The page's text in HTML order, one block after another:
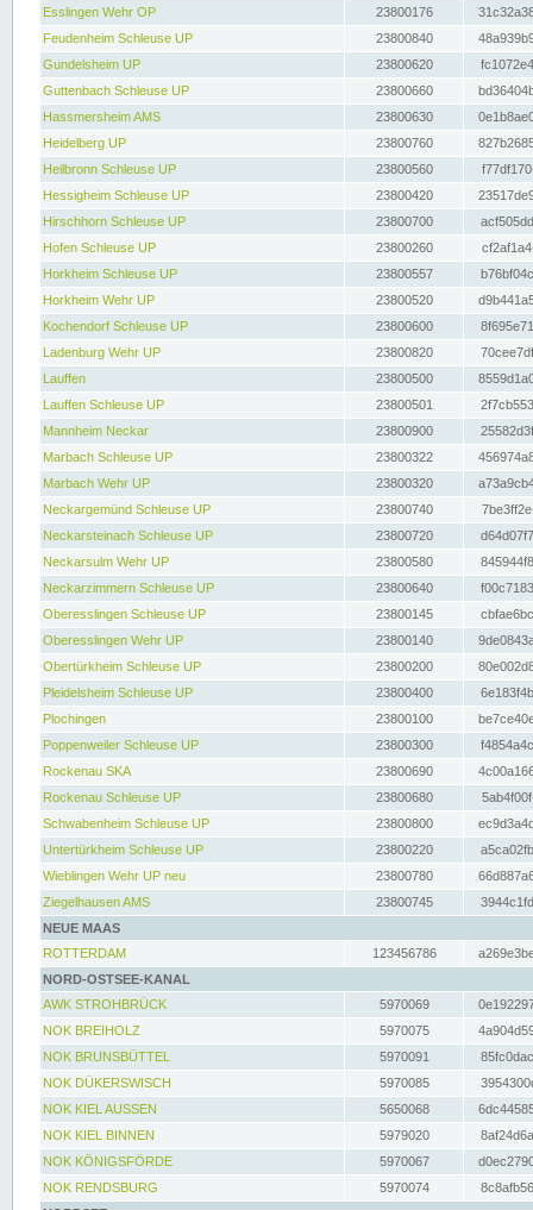
Esslingen Wehr OP
23800176
Feudenheim Schleuse UP
23800840
Gundelsheim UP
23800620
Guttenbach Schleuse UP
23800660
Hassmersheim AMS
23800630
Heidelberg UP
23800760
Heilbronn Schleuse UP
23800560
Hessigheim Schleuse UP
23800420
Hirschhorn Schleuse UP
23800700
Hofen Schleuse UP
23800260
Horkheim Schleuse UP
23800557
Horkheim Wehr UP
23800520
Kochendorf Schleuse UP
23800600
Ladenburg Wehr UP
23800820
Lauffen
23800500
Lauffen Schleuse UP
23800501
Mannheim Neckar
23800900
Marbach Schleuse UP
23800322
Marbach Wehr UP
23800320
Neckargemünd Schleuse UP
23800740
Neckarsteinach Schleuse UP
23800720
Neckarsulm Wehr UP
23800580
Neckarzimmern Schleuse UP
23800640
Oberesslingen Schleuse UP
23800145
Oberesslingen Wehr UP
23800140
Obertürkheim Schleuse UP
23800200
Pleidelsheim Schleuse UP
23800400
Plochingen
23800100
Poppenweiler Schleuse UP
23800300
Rockenau SKA
23800690
Rockenau Schleuse UP
23800680
Schwabenheim Schleuse UP
23800800
Untertürkheim Schleuse UP
23800220
Wieblingen Wehr UP neu
23800780
Ziegelhausen AMS
23800745
NEUE MAAS
ROTTERDAM
123456786
NORD-OSTSEE-KANAL
AWK STROHBRÜCK
5970069
NOK BREIHOLZ
5970075
NOK BRUNSBÜTTEL
5970091
NOK DÜKERSWISCH
5970085
NOK KIEL AUSSEN
5650068
NOK KIEL BINNEN
5979020
NOK KÖNIGSFÖRDE
5970067
NOK RENDSBURG
5970074